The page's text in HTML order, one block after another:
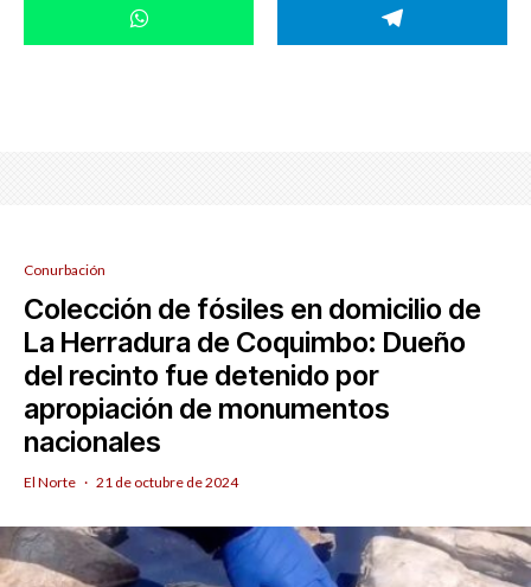
Conurbación
Colección de fósiles en domicilio de
La Herradura de Coquimbo: Dueño
del recinto fue detenido por
apropiación de monumentos
nacionales
El Norte · 21 de octubre de 2024